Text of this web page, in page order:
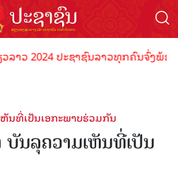
ວ 2024 ປະຊາຊົນລາວທຸກຄົນຈົ່ງພ້ອມ
ນທີ່ເປັນເອກະພາບຮ່ວມກັນ
ບັນລຸຄວາມເຫັນທີ່ເປັນ